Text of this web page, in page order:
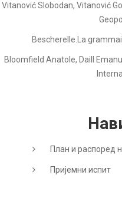
Vitanović Slobodan, Vitanović
Bescherelle.La
Bloomfield Anatole, Daill
План и распоред
Пријемни испит